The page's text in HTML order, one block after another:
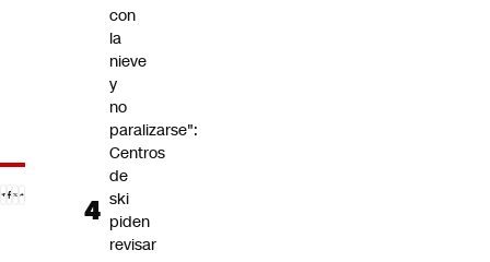
con
la
nieve
y
no
paralizarse":
Centros
de
ski
piden
revisar